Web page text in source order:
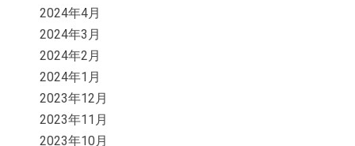
2024年4月
2024年3月
2024年2月
2024年1月
2023年12月
2023年11月
2023年10月